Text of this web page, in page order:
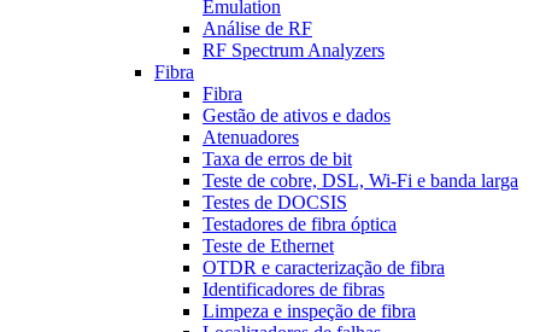
Emulation
Análise de RF
RF Spectrum Analyzers
Fibra
Fibra
Gestão de ativos e dados
Atenuadores
Taxa de erros de bit
Teste de cobre, DSL, Wi-Fi e banda larga
Testes de DOCSIS
Testadores de fibra óptica
Teste de Ethernet
OTDR e caracterização de fibra
Identificadores de fibras
Limpeza e inspeção de fibra